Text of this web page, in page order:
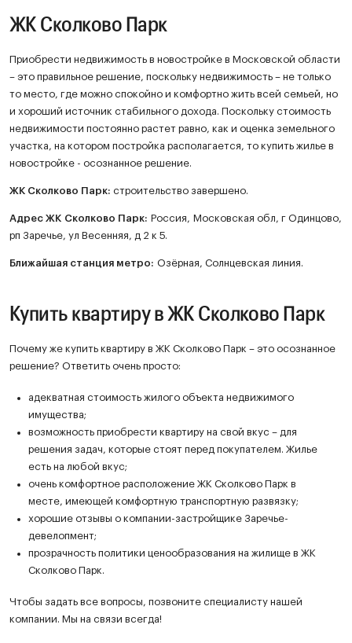
ЖК Сколково Парк
Приобрести недвижимость в новостройке в Московской области
– это правильное решение, поскольку недвижимость – не только
то место, где можно спокойно и комфортно жить всей семьей, но
и хороший источник стабильного дохода. Поскольку стоимость
недвижимости постоянно растет равно, как и оценка земельного
участка, на котором постройка располагается, то купить жилье в
новостройке - осознанное решение.
ЖК Сколково Парк: строительство завершено.
Адрес ЖК Сколково Парк: Россия, Московская обл, г Одинцово,
рп Заречье, ул Весенняя, д 2 к 5.
Ближайшая станция метро: Озёрная, Солнцевская линия.
Купить квартиру в ЖК Сколково Парк
Почему же купить квартиру в ЖК Сколково Парк – это осознанное
решение? Ответить очень просто:
адекватная стоимость жилого объекта недвижимого
имущества;
возможность приобрести квартиру на свой вкус – для
решения задач, которые стоят перед покупателем. Жилье
есть на любой вкус;
очень комфортное расположение ЖК Сколково Парк в
месте, имеющей комфортную транспортную развязку;
хорошие отзывы о компании-застройщике Заречье-
девелопмент;
прозрачность политики ценообразования на жилище в ЖК
Сколково Парк.
Чтобы задать все вопросы, позвоните специалисту нашей
компании. Мы на связи всегда!